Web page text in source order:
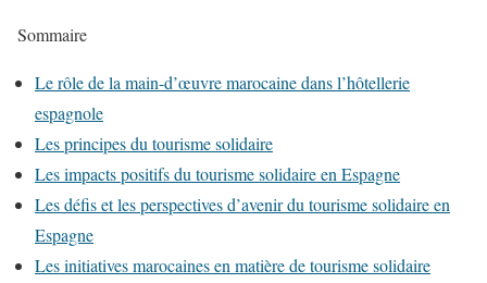
Sommaire
Le rôle de la main-d’œuvre marocaine dans l’hôtellerie
espagnole
Les principes du tourisme solidaire
Les impacts positifs du tourisme solidaire en Espagne
Les défis et les perspectives d’avenir du tourisme solidaire en
Espagne
Les initiatives marocaines en matière de tourisme solidaire